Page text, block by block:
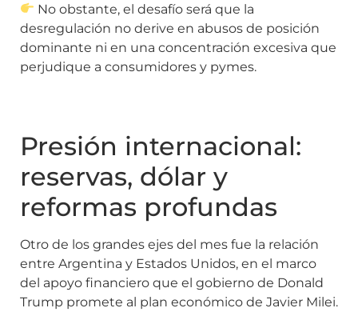
No obstante, el desafío será que la
desregulación no derive en abusos de posición
dominante ni en una concentración excesiva que
perjudique a consumidores y pymes.
Presión internacional:
reservas, dólar y
reformas profundas
Otro de los grandes ejes del mes fue la relación
entre Argentina y Estados Unidos, en el marco
del apoyo financiero que el gobierno de Donald
Trump promete al plan económico de Javier Milei.